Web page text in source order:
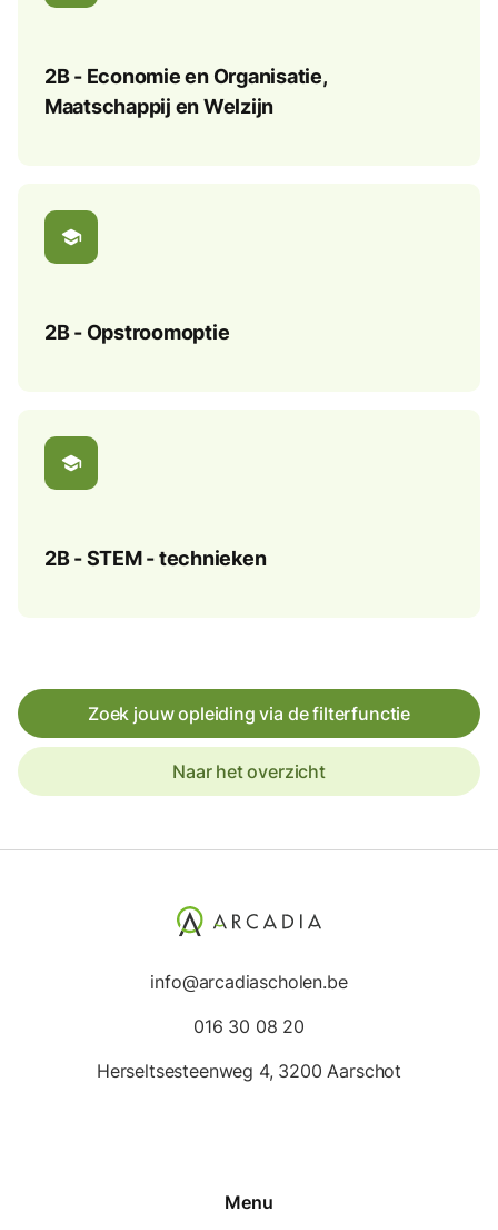
2B - Economie en Organisatie,
Maatschappij en Welzijn
school
2B - Opstroomoptie
school
2B - STEM - technieken
Zoek jouw opleiding via de filterfunctie
Naar het overzicht
info@arcadiascholen.be
016 30 08 20
Herseltsesteenweg 4, 3200 Aarschot
Menu